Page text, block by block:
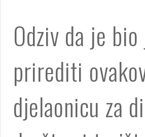
Odziv da je
prirediti
djelaonicu za